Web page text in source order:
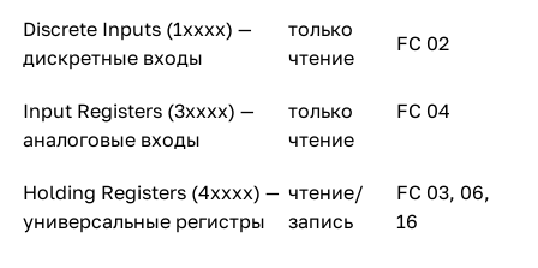
Discrete Inputs (1xxxx) —
дискретные входы
только
чтение
FC 02
Input Registers (3xxxx) —
аналоговые входы
только
чтение
FC 04
Holding Registers (4xxxx) —
универсальные регистры
чтение/
запись
FC 03, 06,
16